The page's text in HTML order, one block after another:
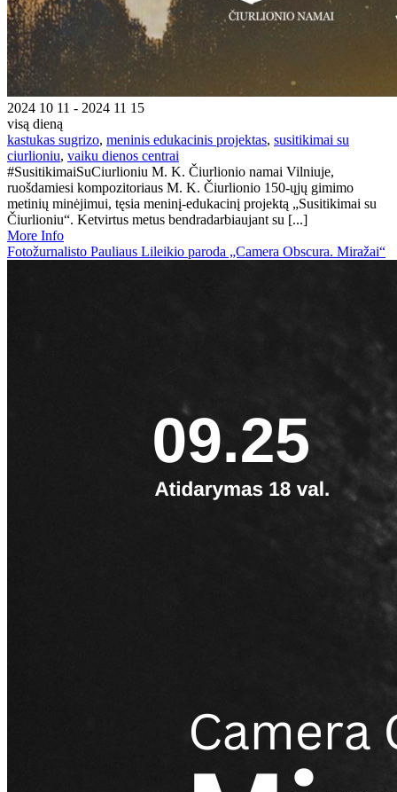
2024 10 11 - 2024 11 15
visą dieną
kastukas sugrizo, meninis edukacinis projektas, susitikimai su
ciurlioniu, vaiku dienos centrai
#SusitikimaiSuCiurlioniu M. K. Čiurlionio namai Vilniuje,
ruošdamiesi kompozitoriaus M. K. Čiurlionio 150-ųjų gimimo
metinių minėjimui, tęsia meninį-edukacinį projektą „Susitikimai su
Čiurlioniu“. Ketvirtus metus bendradarbiaujant su [...]
More Info
Fotožurnalisto Pauliaus Lileikio paroda „Camera Obscura. Miražai“